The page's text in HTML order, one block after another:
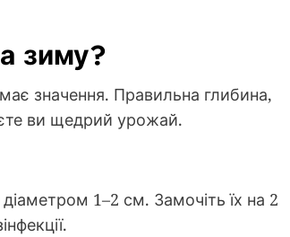
зиму?
значення. Правильна глибина,
ви щедрий урожай.
1–2 см. Замочіть їх на 2